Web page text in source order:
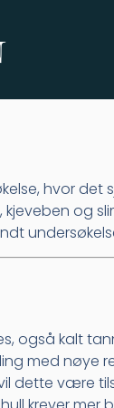
hvor det
og
også kalt
med nøye
dette være